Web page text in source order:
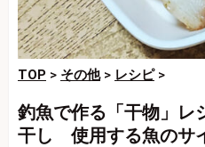
TOP > その他> レシピ>
釣魚で作る「干物」レ
干し 使用する魚のサ